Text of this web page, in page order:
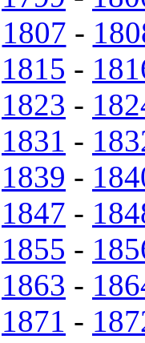
1807 -
1815 -
1823 -
1831 -
1839 -
1847 -
1855 -
1863 -
1871 -